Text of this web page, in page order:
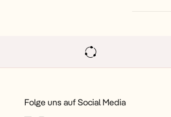
Folge uns auf Social Media